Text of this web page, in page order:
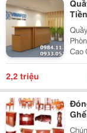
Phòng Hiện Đại
Cao
Liệu Đa Dạng Có
2,2 triệu